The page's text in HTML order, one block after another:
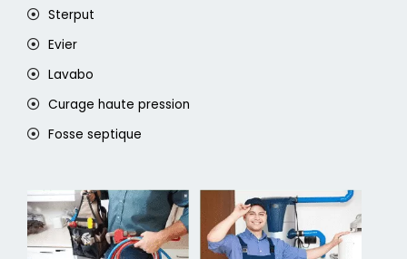
Sterput
Evier
Lavabo
Curage haute pression
Fosse septique